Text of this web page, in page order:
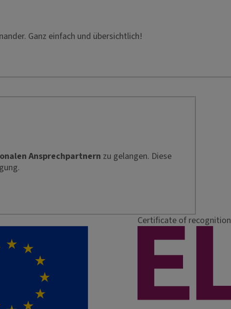
Ganz einfach und übersichtlich!
Ansprechpartnern zu gelangen. Diese
Certificate of recognition